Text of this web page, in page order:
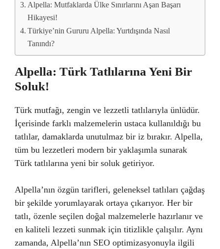
Alpella: Mutfaklarda Ülke Sınırlarını Aşan Başarı
Hikayesi!
Türkiye’nin Gururu Alpella: Yurtdışında Nasıl
Tanındı?
Alpella: Türk Tatlılarına Yeni Bir
Soluk!
Türk mutfağı, zengin ve lezzetli tatlılarıyla ünlüdür.
İçerisinde farklı malzemelerin ustaca kullanıldığı bu
tatlılar, damaklarda unutulmaz bir iz bırakır. Alpella,
tüm bu lezzetleri modern bir yaklaşımla sunarak
Türk tatlılarına yeni bir soluk getiriyor.
Alpella’nın özgün tarifleri, geleneksel tatlıları çağdaş
bir şekilde yorumlayarak ortaya çıkarıyor. Her bir
tatlı, özenle seçilen doğal malzemelerle hazırlanır ve
en kaliteli lezzeti sunmak için titizlikle çalışılır. Aynı
zamanda, Alpella’nın SEO optimizasyonuyla ilgili